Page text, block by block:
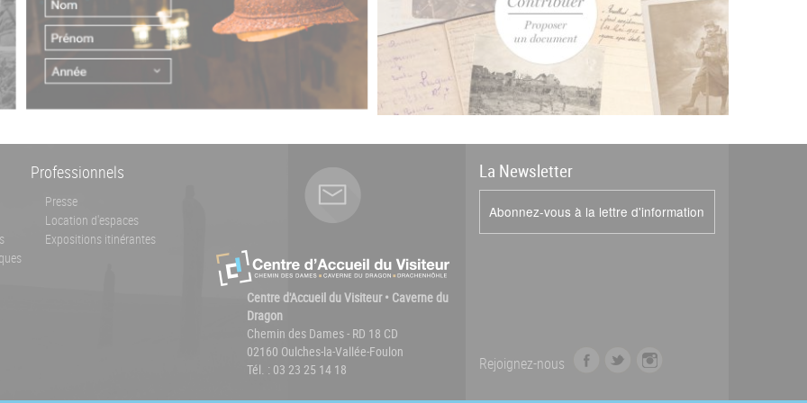
Professionnels
Presse
Location d'espaces
Expositions itinérantes
Centre d'Accueil du Visiteur • Caverne du
Dragon
Chemin des Dames - RD 18 CD
02160 Oulches-la-Vallée-Foulon
Tél. : 03 23 25 14 18
La Newsletter
Abonnez-vous à la lettre d'information
Rejoignez-nous